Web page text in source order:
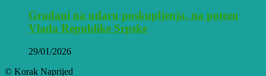
Građani na udaru poskupljenja, na potezu
Vlada Republike Srpske
29/01/2026
© Korak Naprijed